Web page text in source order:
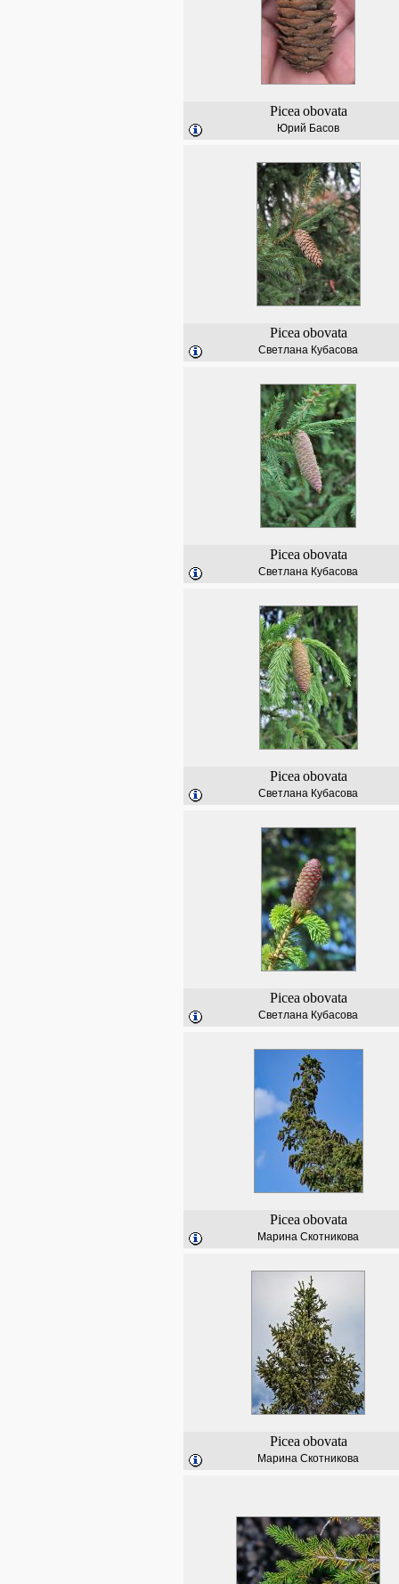
Picea obovata
Юрий Басов
Picea obovata
Светлана Кубасова
Picea obovata
Светлана Кубасова
Picea obovata
Светлана Кубасова
Picea obovata
Светлана Кубасова
Picea obovata
Марина Скотникова
Picea obovata
Марина Скотникова